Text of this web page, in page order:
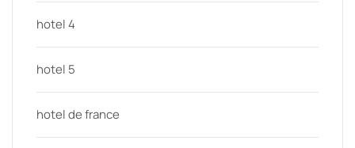
hotel 4
hotel 5
hotel de france